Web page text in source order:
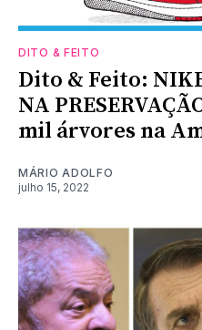
DITO & FEITO
Dito & Feito:
NA
mil árvores na
MÁRIO ADOLFO
julho 15, 2022